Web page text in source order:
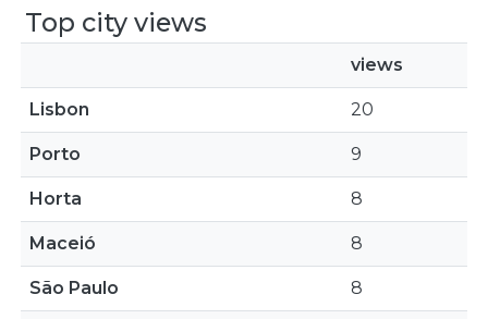
Top city views
views
Lisbon 20
Porto 9
Horta 8
Maceió 8
São Paulo 8